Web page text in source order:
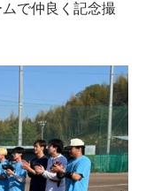
で仲良く記念撮